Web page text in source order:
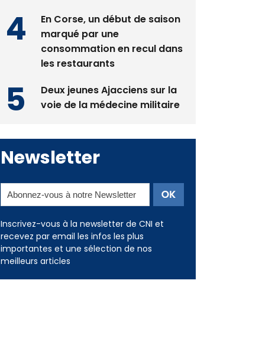
En Corse, un début de saison
marqué par une
consommation en recul dans
les restaurants
Deux jeunes Ajacciens sur la
voie de la médecine militaire
Newsletter
Inscrivez-vous à la newsletter de CNI et
recevez par email les infos les plus
importantes et une sélection de nos
meilleurs articles